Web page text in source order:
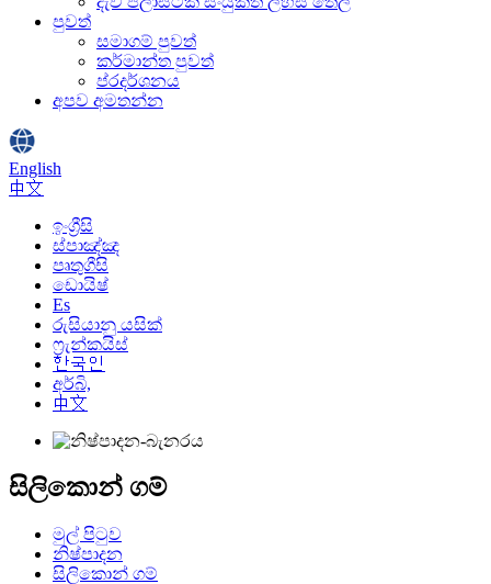
පුවත්
සමාගම් පුවත්
කර්මාන්ත පුවත්
ප්රදර්ශනය
අපව අමතන්න
English
中文
ඉංග්‍රීසි
ස්පාඤ්ඤ
පෘතුගීසි
ඩොයිෂ්
Es
රුසියානු යසික්
ෆ්‍රැන්කයිස්
한국인
අර්බි,
中文
සිලිකොන් ගම්
මුල් පිටුව
නිෂ්පාදන
සිලිකොන් ගම්